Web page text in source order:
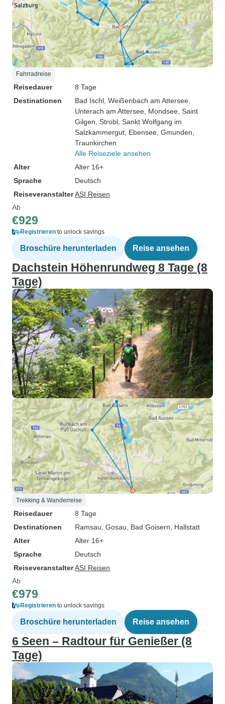
Fahrradreise
Reisedauer
8 Tage
Destinationen
Bad Ischl , Weißenbach am Attersee
Unterach am Attersee , Mondsee , Saint
Gilgen , Strobl , Sankt Wolfgang im
Salzkammergut , Ebensee , Gmunden
Traunkirchen
Alle Reiseziele ansehen
Alter
Alter 16+
Sprache
Deutsch
ReiseveranstalterASI Reisen
Ab
€929
Registrieren to unlock savings
Broschüre herunterladen Reise ansehen
Dachstein Höhenrundweg 8 Tage (8
Tage)
Trekking & Wanderreise
Reisedauer
8 Tage
Destinationen
Ramsau , Gosau , Bad Goisern , Hallstatt
Alter
Alter 16+
Sprache
Deutsch
ReiseveranstalterASI Reisen
Ab
€979
Registrieren to unlock savings
Broschüre herunterladen Reise ansehen
6 Seen – Radtour für Genießer (8
Tage)